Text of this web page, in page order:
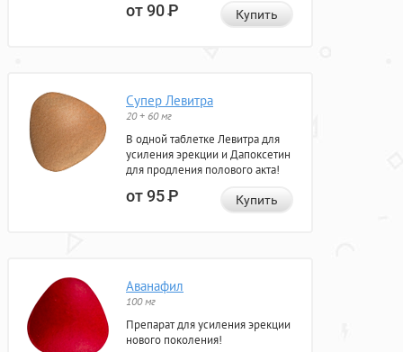
от 90Р Купить
Супер Левитра
20 + 60 мг
В одной таблетке Левитра для
усиления эрекции и Дапоксетин
для продления полового акта!
от 95Р Купить
Аванафил
100 мг
Препарат для усиления эрекции
нового поколения!